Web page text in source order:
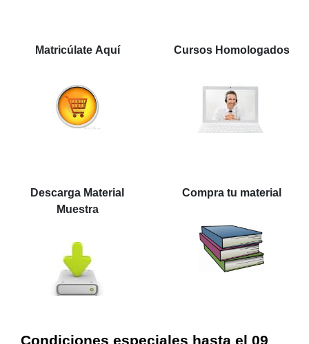
Matricúlate Aquí Cursos Homologados
Descarga Material
Muestra
Compra tu material
Condiciones especiales hasta el 09